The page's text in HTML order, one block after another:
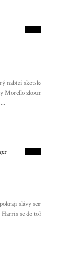
SKÓRE
nabízí skotskou
zkoumá, zda
slávy servíruje
se do toho